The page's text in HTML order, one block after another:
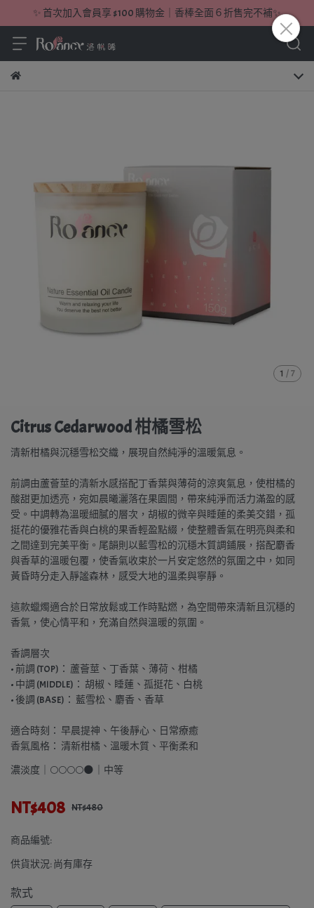
✨ 首次加入會員享 $100 購物金｜香棒全面６折售完不補✨
1 /7
Citrus Cedarwood 柑橘雪松
清新柑橘與沉穩雪松交織，展現自然純淨的溫暖氣息。
前調由蘆薈莖的清新水感搭配丁香葉與薄荷的涼爽氣息，使柑橘的
酸甜更加透亮，宛如晨曦灑落在果園間，帶來純淨而活力滿盈的感
受。中調轉為溫暖細膩的層次，胡椒的微辛與睡蓮的柔美交錯，孤
挺花的優雅花香與白桃的果香輕盈點綴，使整體香氣在明亮與柔和
之間達到完美平衡。尾韻則以藍雪松的沉穩木質調鋪展，搭配麝香
與香草的溫暖包覆，使香氣收束於一片安定悠然的氛圍之中，如同
黃昏時分走入靜謐森林，感受大地的溫柔與寧靜。
這款蠟燭適合於日常放鬆或工作時點燃，為空間帶來清新且沉穩的
香氣，使心情平和，充滿自然與溫暖的氛圍。
香調層次
• 前調 (TOP)： 蘆薈莖、丁香葉、薄荷、柑橘
• 中調 (MIDDLE)： 胡椒、睡蓮、孤挺花、白桃
• 後調 (BASE)： 藍雪松、麝香、香草
適合時刻： 早晨提神、午後靜心、日常療癒
香氣風格： 清新柑橘、溫暖木質、平衡柔和
濃淡度｜🌕🌕🌕🌕🌑｜中等
NT$408 NT$480
商品編號:
供貨狀況:尚有庫存
款式